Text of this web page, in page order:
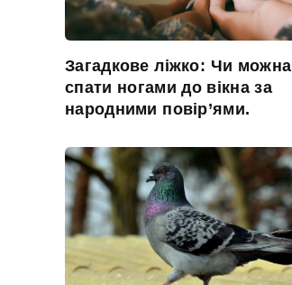
Загадкове ліжко: Чи можна
спати ногами до вікна за
народними повір’ями.